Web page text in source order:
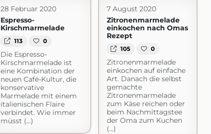
28 Februar 2020
Espresso-
Kirschmarmelade
113 0
Die Espresso-
Kirschmarmelade ist
eine Kombination der
neuen Café-Kultur, die
konservative
Marmelade mit einem
italienischen Flaire
verbindet. Wie immer
müsst (...)
7 August 2020
Zitronenmarmelade
einkochen nach Omas
Rezept
105 0
Zitronenmarmelade
einkochen auf einfache
Art. Danach die selbst
gemachte
Zitronenmarmelade
zum Käse reichen oder
beim Nachmittagstee
der Oma zum Kuchen
(...)